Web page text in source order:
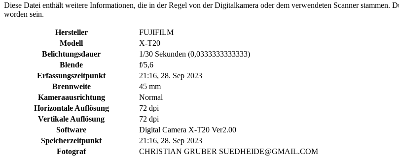
Diese Datei enthält weitere Informationen, die in der Regel von der Digitalkamera oder dem verwendeten Scanner stammen.
worden sein.
Hersteller
FUJIFILM
Modell
X-T20
Belichtungsdauer
1/30 Sekunden (0,0333333333333)
Blende
f/5,6
Erfassungszeitpunkt
21:16, 28. Sep 2023
Brennweite
45 mm
Kameraausrichtung
Normal
Horizontale Auflösung
72 dpi
Vertikale Auflösung
72 dpi
Software
Digital Camera X-T20 Ver2.00
Speicherzeitpunkt
21:16, 28. Sep 2023
Fotograf
CHRISTIAN GRUBER SUEDHEIDE@GMAIL.COM